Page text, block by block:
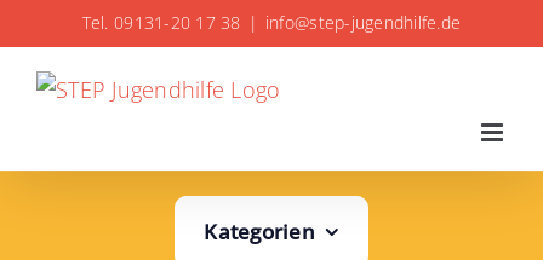
Inhalt
springen
Tel. 09131-20 17 38 | info@step-jugendhilfe.de
Kategorien